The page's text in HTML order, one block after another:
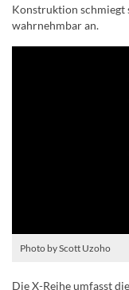
Konstruktion schmiegt
wahrnehmbar an.
Photo by Scott Uzoho
Die X-Reihe umfasst